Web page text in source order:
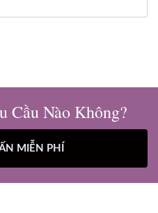
Cầu Nào Không?
MIỄN PHÍ